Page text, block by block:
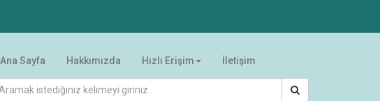
Ana Sayfa Hakkımızda Hızlı Erişim İletişim
KATEGORİLER